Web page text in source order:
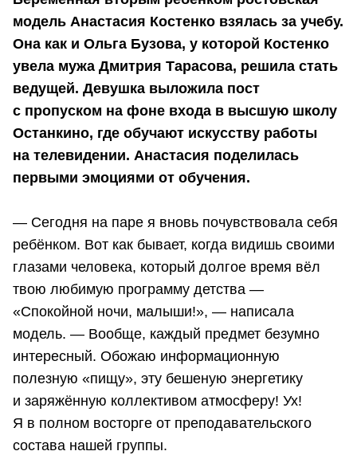
модель Анастасия Костенко взялась за учебу.
Она как и Ольга Бузова, у которой Костенко
увела мужа Дмитрия Тарасова, решила стать
ведущей. Девушка выложила пост
с пропуском на фоне входа в высшую школу
Останкино, где обучают искусству работы
на телевидении. Анастасия поделилась
первыми эмоциями от обучения.
— Сегодня на паре я вновь почувствовала себя
ребёнком. Вот как бывает, когда видишь своими
глазами человека, который долгое время вёл
твою любимую программу детства —
«Спокойной ночи, малыши!», — написала
модель. — Вообще, каждый предмет безумно
интересный. Обожаю информационную
полезную «пищу», эту бешеную энергетику
и заряжённую коллективом атмосферу! Ух!
Я в полном восторге от преподавательского
состава нашей группы.